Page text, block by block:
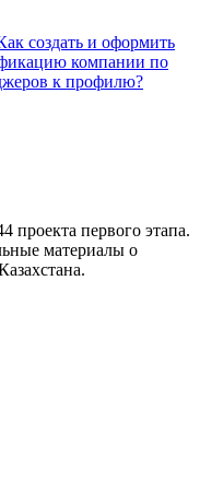
создать и оформить
компании по
к профилю?
проекта первого этапа.
материалы о